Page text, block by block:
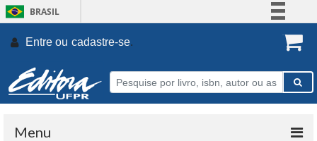
BRASIL
Participe
Entre ou cadastre-se.
Menu